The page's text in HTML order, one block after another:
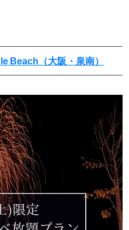
Beach（大阪・泉南）